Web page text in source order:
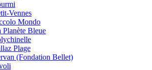
Vennes
Mondo
Bleue
Plage
(Fondation Bellet)